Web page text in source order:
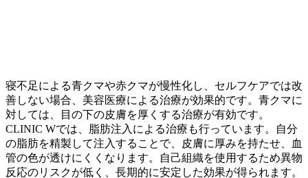
寝不足による青クマや赤クマが慢性化し、セルフケアでは改
善しない場合、美容医療による治療が効果的です。青クマに
対しては、目の下の皮膚を厚くする治療が有効です。
CLINIC Wでは、脂肪注入による治療も行っています。自分
の脂肪を精製して注入することで、皮膚に厚みを持たせ、血
管の色が透けにくくなります。自己組織を使用するため異物
反応のリスクが低く、長期的に安定した効果が得られます。